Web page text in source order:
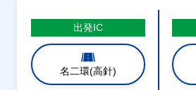
出発IC
名二環(高針)